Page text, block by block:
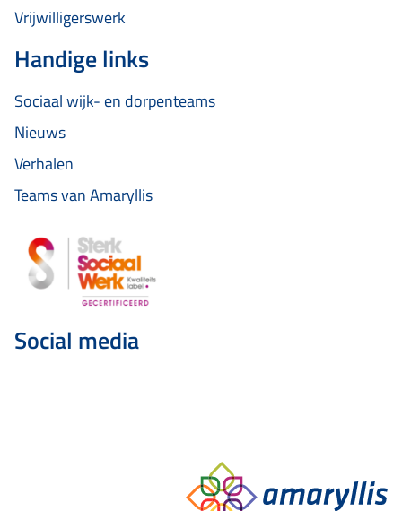
Vrijwilligerswerk
Handige links
Sociaal wijk- en dorpenteams
Nieuws
Verhalen
Teams van Amaryllis
Social media